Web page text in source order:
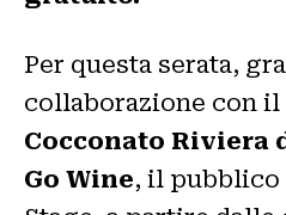
Per questa serata,
collaborazione con il
Cocconato Riviera
Go Wine, il pubblico